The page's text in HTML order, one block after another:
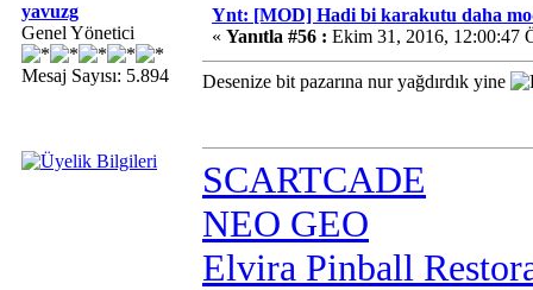
yavuzg
Genel Yönetici
Mesaj Sayısı: 5.894
Ynt: [MOD] Hadi bi karakutu daha
« Yanıtla #56 : Ekim 31, 2016, 12:00:47
Desenize bit pazarına nur yağdırdık yine
SCARTCADE
NEO GEO
Elvira Pinball